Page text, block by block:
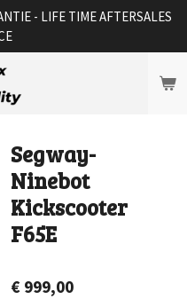
- LIFE TIME AFTERSALES
Segway-
Ninebot
Kickscooter
F65E
€ 999,00